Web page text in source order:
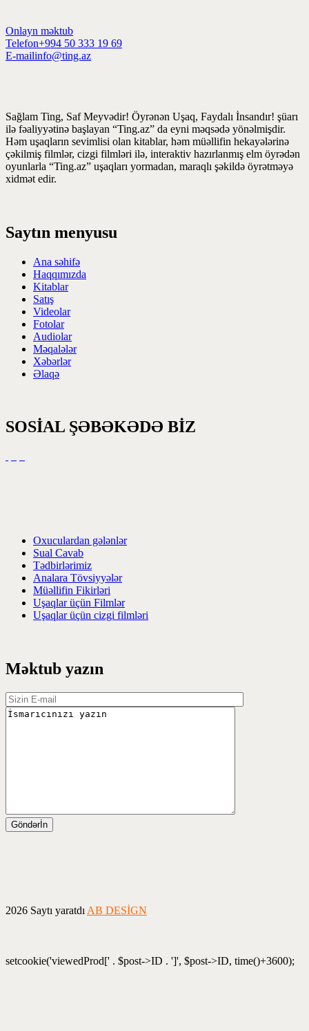
Onlayn məktub
Telefon+994 50 333 19 69
E-mailinfo@ting.az
Sağlam Ting, Saf Meyvədir! Öyrənən Uşaq, Faydalı İnsandır! şüarı
ilə fəaliyyətinə başlayan “Ting.az” da eyni məqsədə yönəlmişdir.
Həm uşaqların sevimlisi olan kitablar, həm müəllifin hekayələrinə
çəkilmiş filmlər, cizgi filmləri ilə, interaktiv hazırlanmış elm öyrədən
oyunlarla “Ting.az” uşaqları yormadan, maraqlı şəkildə öyrətməyə
xidmət edir.
Saytın menyusu
Ana səhifə
Haqqımızda
Kitablar
Satış
Videolar
Fotolar
Audiolar
Məqalələr
Xəbərlər
Əlaqə
SOSİAL ŞƏBƏKƏDƏ BİZ
Oxuculardan gələnlər
Sual Cavab
Tədbirlərimiz
Analara Tövsiyyələr
Müəllifin Fikirləri
Uşaqlar üçün Filmlər
Uşaqlar üçün cizgi filmləri
Məktub yazın
2026 Saytı yaratdı AB DESİGN
setcookie('viewedProd[' . $post->ID . ']', $post->ID, time()+3600);